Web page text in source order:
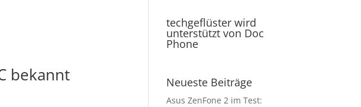
bekannt
techgeflüster wird
unterstützt von Doc
Phone
Neueste Beiträge
Asus ZenFone 2 im Test: